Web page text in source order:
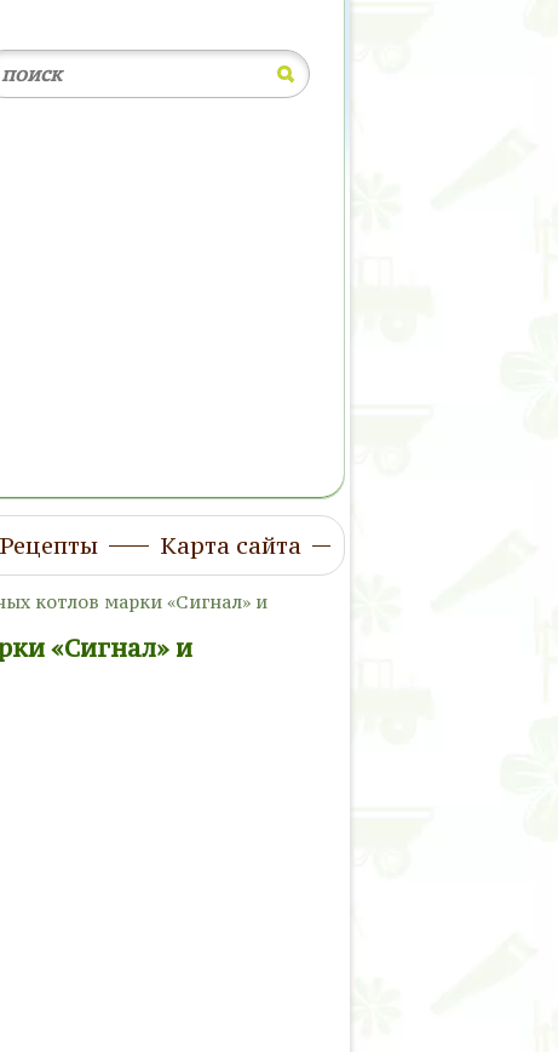
Рецепты Карта сайта
котлов марки «Сигнал» и
«Сигнал» и